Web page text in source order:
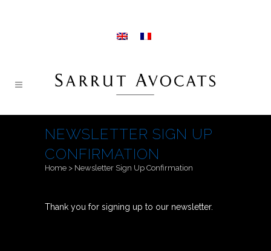
NEWSLETTER SIGN UP
CONFIRMATION
Home > Newsletter Sign Up Confirmation
Thank you for signing up to our newsletter.